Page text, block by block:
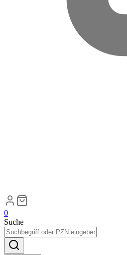
0
Suche